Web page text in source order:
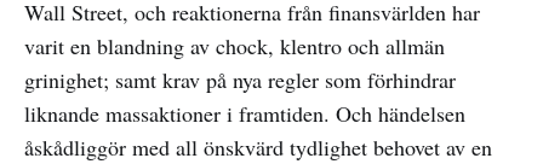
Wall Street, och reaktionerna från finansvärlden har
varit en blandning av chock, klentro och allmän
grinighet; samt krav på nya regler som förhindrar
liknande massaktioner i framtiden. Och händelsen
åskådliggör med all önskvärd tydlighet behovet av en